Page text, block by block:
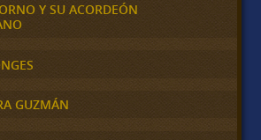
Y SU ACORDEÓN
GUZMÁN